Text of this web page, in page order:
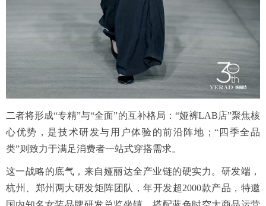
二者将形成“专精”与“全面”的互补格局：“娅裤LAB店”聚焦核
心优势，是技术研发与用户体验的前沿阵地；“四季全品
类”则致力于满足消费者一站式穿搭需求。
这一战略的底气，来自娅丽达全产业链的硬实力。研发端，
杭州、郑州两大研发矩阵团队，年开发超2000款产品，特邀